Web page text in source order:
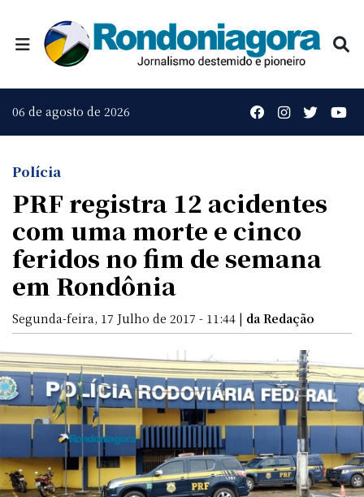
06 de agosto de 2026
Polícia
PRF registra 12 acidentes
com uma morte e cinco
feridos no fim de semana
em Rondônia
Segunda-feira, 17 Julho de 2017 - 11:44 | da Redação